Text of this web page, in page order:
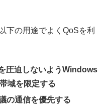
下の用途でよくQoSを利
圧迫しないようWindows
域を限定する
の通信を優先する